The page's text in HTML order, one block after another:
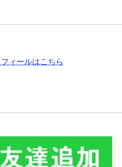
ィールはこちら